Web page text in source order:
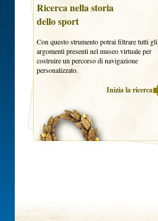
Ricerca nella storia
dello sport
Con questo strumento potrai filtrare tutti gli
argomenti presenti nel museo virtuale per
costruire un percorso di navigazione
personalizzato.
Inizia la ricerca